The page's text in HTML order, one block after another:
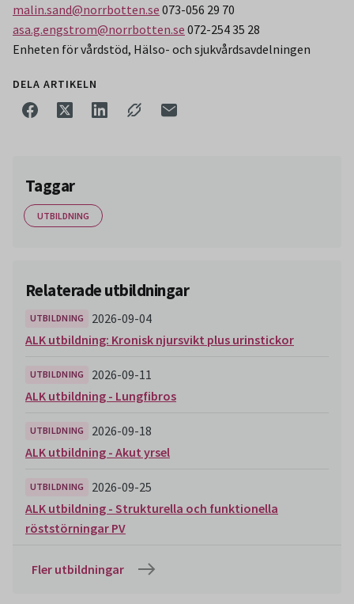
malin.sand@norrbotten.se 073-056 29 70
asa.g.engstrom@norrbotten.se 072-254 35 28
Enheten för vårdstöd, Hälso- och sjukvårdsavdelningen
DELA ARTIKELN
Taggar
UTBILDNING
Relaterade utbildningar
UTBILDNING
2026-09-04
ALK utbildning: Kronisk njursvikt plus urinstickor
UTBILDNING
2026-09-11
ALK utbildning - Lungfibros
UTBILDNING
2026-09-18
ALK utbildning - Akut yrsel
UTBILDNING
2026-09-25
ALK utbildning - Strukturella och funktionella
röststörningar PV
Fler utbildningar